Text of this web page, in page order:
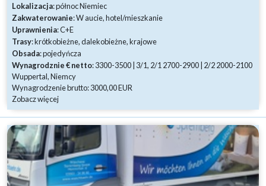
Lokalizacja: północ Niemiec
Zakwaterowanie: W aucie, hotel/mieszkanie
Uprawnienia: C+E
Trasy: krótkobieżne, dalekobieżne, krajowe
Obsada: pojedyńcza
Wynagrodznie € netto: 3300-3500 | 3/1, 2/1 2700-2900 | 2/2 2000-2100
Wuppertal, Niemcy
Wynagrodzenie brutto: 3000,00 EUR
Zobacz więcej